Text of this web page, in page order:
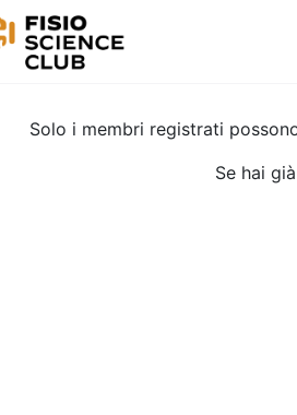
Solo i membri registrati
Se hai